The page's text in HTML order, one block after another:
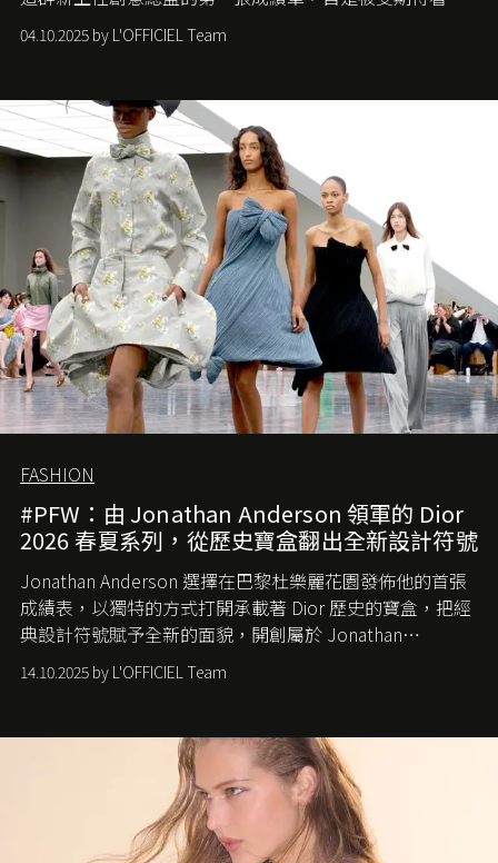
們如何各顯神通。意大利老牌 Gucci 在過去幾個季度業績
難已救回，開雲集團任命成功曾翻轉 Balenciaga 的愛將
團市值一日蒸發 30 億美元，大眾擔心走得太前的 Demna
會忽略品牌的美學基礎，最後變成三不像。而從剛剛推出
的首作所造成的話題及關注度，我們便知道 Demna 沒這麼
簡單，一個嶄新的 Gucci 時代已經展開！
04.10.2025 by L'OFFICIEL Team
FASHION
#PFW：由 Jonathan Anderson 領軍的 Dior
2026 春夏系列，從歷史寶盒翻出全新設計符號
Jonathan Anderson 選擇在巴黎杜樂麗花園發佈他的首張
成績表，以獨特的方式打開承載著 Dior 歷史的寶盒，把經
典設計符號賦予全新的面貌，開創屬於 Jonathan
Anderson 的 Dior 時代。
14.10.2025 by L'OFFICIEL Team